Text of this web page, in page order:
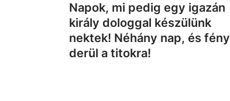
Napok, mi pedig egy igazán
király dologgal készülünk
nektek! Néhány nap, és fény
derül a titokra!